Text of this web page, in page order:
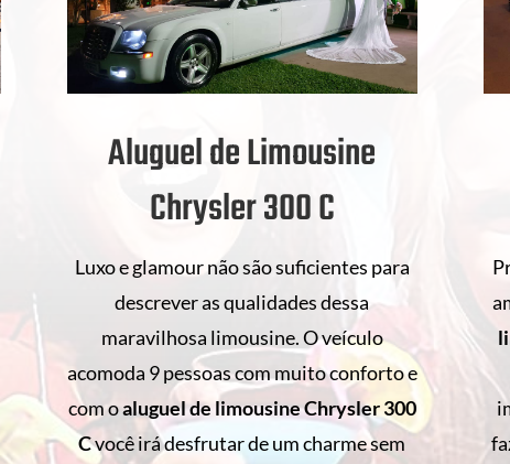
Aluguel de Limousine
Chrysler 300 C
Luxo e glamour não são suficientes para
descrever as qualidades dessa
maravilhosa limousine. O veículo
acomoda 9 pessoas com muito conforto e
com oaluguel de limousine Chrysler 300
Cvocê irá desfrutar de um charme sem